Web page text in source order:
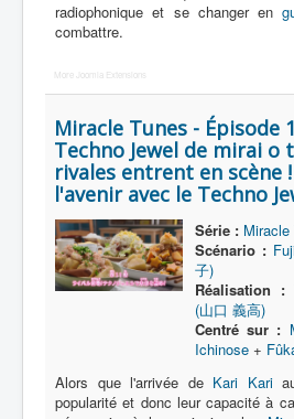
radiophonique et se changer en
combattre.
More Joomla Extensions
Miracle Tunes - Épisode
Techno Jewel de mirai o
rivales entrent en scène
l'avenir avec le Techno
Série : Miracle
Scénario :
子)
Réalisation :
(山口 義高)
Centré sur :
Ichinose+
Alors que l'arrivée de Kari Kari
popularité et donc leur capacité à